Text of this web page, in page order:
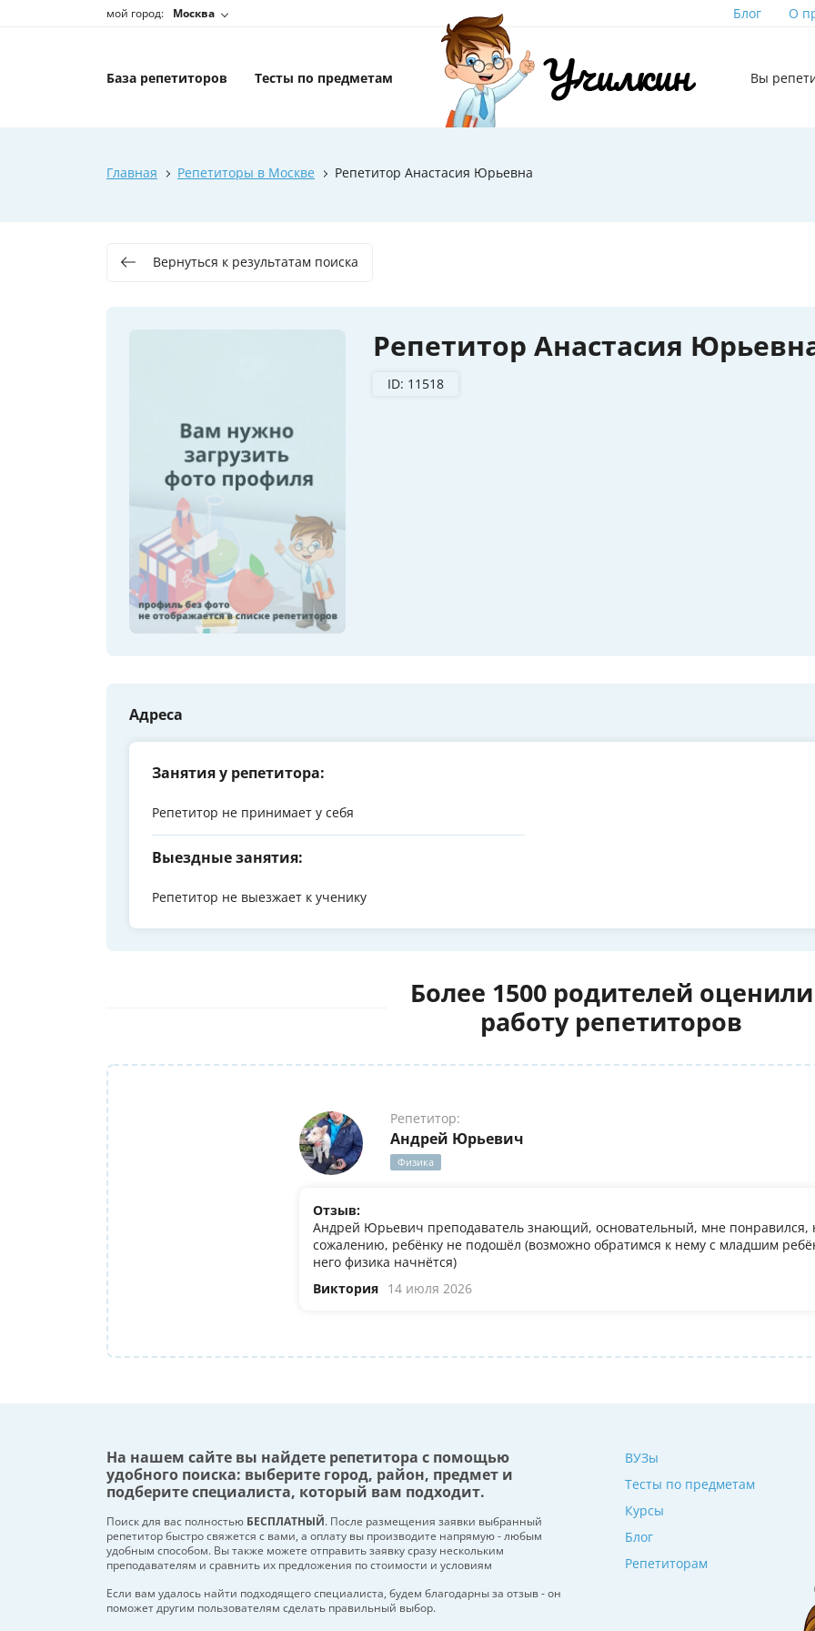
мой город: Москва Блог О
База репетиторов Тесты по предметам Вы
Главная Репетиторы в Москве Репетитор Анастасия Юрьевна
Вернуться к результатам поиска
Репетитор Анастасия
ID: 11518
Адреса
Занятия у репетитора:
Репетитор не принимает у себя
Выездные занятия:
Репетитор не выезжает к ученику
Более 1500 родителей оценили
работу репетиторов
Репетитор:
Андрей Юрьевич
Физика
Отзыв:
Андрей Юрьевич преподаватель знающий, основательный, мне понравился,
сожалению, ребёнку не подошёл (возможно обратимся к нему с младшим
него физика начнётся)
Виктория 14 июля 2026
На нашем сайте вы найдете репетитора с помощью
удобного поиска: выберите город, район, предмет и
подберите специалиста, который вам подходит.
Поиск для вас полностью БЕСПЛАТНЫЙ. После размещения заявки выбранный
репетитор быстро свяжется с вами, а оплату вы производите напрямую - любым
удобным способом. Вы также можете отправить заявку сразу нескольким
преподавателям и сравнить их предложения по стоимости и условиям
Если вам удалось найти подходящего специалиста, будем благодарны за отзыв - он
поможет другим пользователям сделать правильный выбор.
ВУЗы
Тесты по предметам
Курсы
Блог
Репетиторам